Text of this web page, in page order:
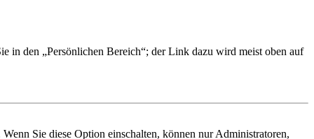
in den „Persönlichen Bereich“; der Link dazu wird meist oben auf
Sie diese Option einschalten, können nur Administratoren,